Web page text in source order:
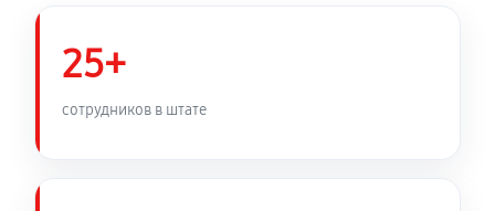
Замена корпуса аудиосистемы LG CM8360
25+
сотрудников в штате